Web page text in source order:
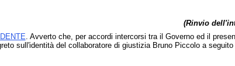
(Rinvio
. Avverto che, per accordi intercorsi tra il Governo ed il
sull'identità del collaboratore di giustizia Bruno Piccolo a